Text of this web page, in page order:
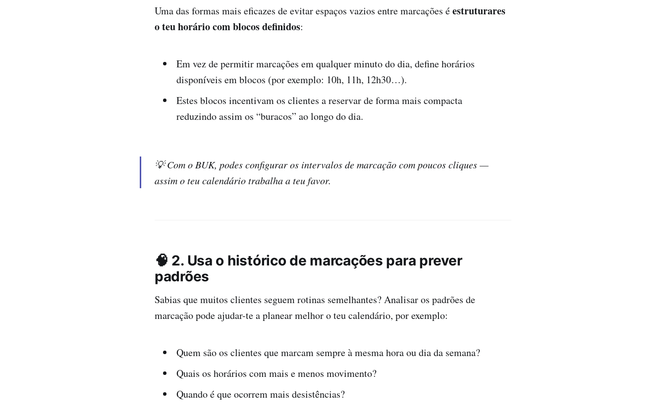
Uma das formas mais eficazes de evitar espaços vazios entre marcações éestruturares
o teu horário com blocos definidos:
Em vez de permitir marcações em qualquer minuto do dia, define horários
disponíveis em blocos (por exemplo: 10h, 11h, 12h30…).
Estes blocos incentivam os clientes a reservar de forma mais compacta
reduzindo assim os “buracos” ao longo do dia.
💡 Com o BUK, podes configurar os intervalos de marcação com poucos cliques —
assim o teu calendário trabalha a teu favor.
🧠 2. Usa o histórico de marcações para prever
padrões
Sabias que muitos clientes seguem rotinas semelhantes? Analisar os padrões de
marcação pode ajudar-te a planear melhor o teu calendário, por exemplo:
Quem são os clientes que marcam sempre à mesma hora ou dia da semana?
Quais os horários com mais e menos movimento?
Quando é que ocorrem mais desistências?